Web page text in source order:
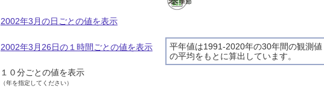
2002年3月の日ごとの値を表示
平年値は1991-2020年の30年間の観測値
の平均をもとに算出しています。
2002年3月26日の１時間ごとの値を表示
１０分ごとの値を表示
（年を指定してください）